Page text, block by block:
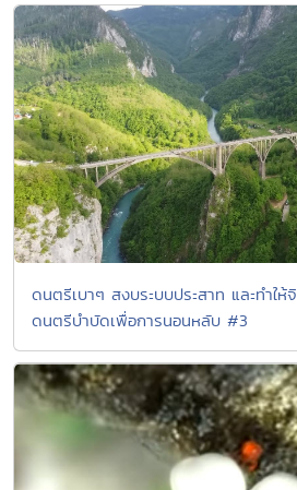
ดนตรีเบาๆ สงบระบบประสาท และทำ
ดนตรีบำบัดเพื่อการนอนหลับ #3